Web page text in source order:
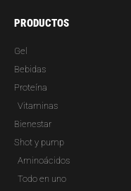
PRODUCTOS
Gel
Bebidas
Proteína
Vitaminas
Bienestar
Shot y pump
Aminoácidos
Todo en uno